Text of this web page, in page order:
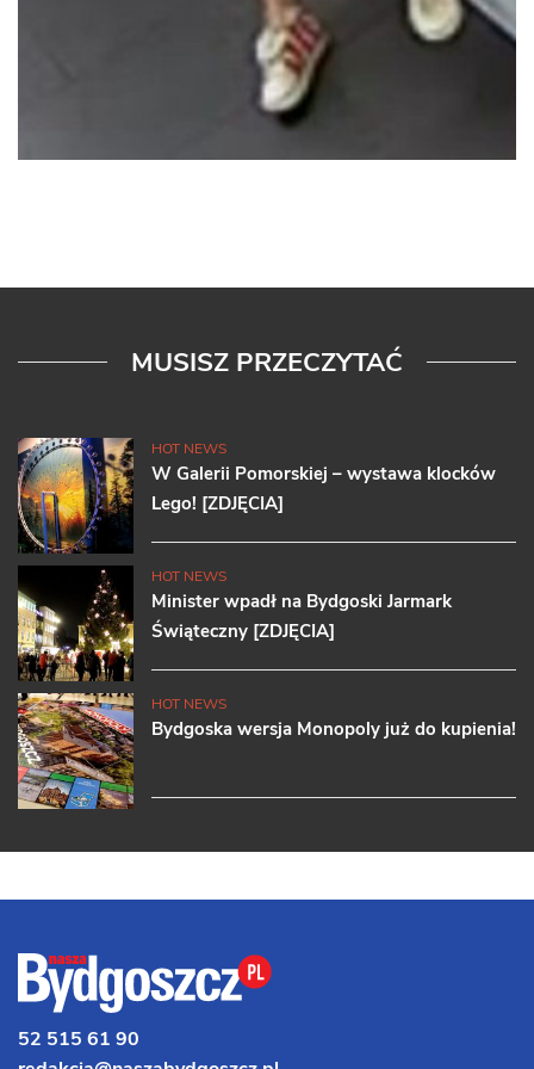
MUSISZ PRZECZYTAĆ
HOT NEWS
W Galerii Pomorskiej – wystawa klocków
Lego! [ZDJĘCIA]
HOT NEWS
Minister wpadł na Bydgoski Jarmark
Świąteczny [ZDJĘCIA]
HOT NEWS
Bydgoska wersja Monopoly już do kupienia!
52 515 61 90